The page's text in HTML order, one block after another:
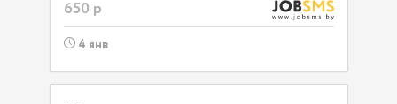
650 р
4 янв